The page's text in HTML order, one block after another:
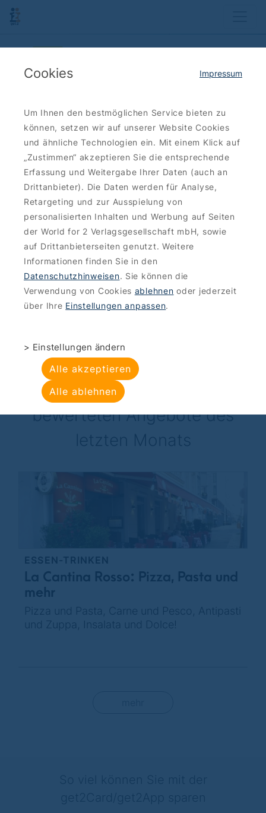
Unsere Kategorien
Top Angebote
die von Ihnen am besten
bewerteten Angebote des
ESSEN-TRINKEN
La Cantina Rosso: Pizza, Pasta und
mehr
Pizza und Pasta, Carne und Pesco, Antipasti
und Zuppa, Insalata und Dolce!
Cookies Impressum
Um Ihnen den bestmöglichen Service bieten zu
können, setzen wir auf unserer Website Cookies
und ähnliche Technologien ein. Mit einem Klick auf
„Zustimmen“ akzeptieren Sie die entsprechende
Erfassung und Weitergabe Ihrer Daten (auch an
Drittanbieter). Die Daten werden für Analyse,
Retargeting und zur Ausspielung von
personalisierten Inhalten und Werbung auf Seiten
der World for 2 Verlagsgesellschaft mbH, sowie
auf Drittanbieterseiten genutzt. Weitere
Informationen finden Sie in den
Datenschutzhinweisen. Sie können die
Verwendung von Cookies ablehnen oder jederzeit
über Ihre Einstellungen anpassen.
> Einstellungen ändern
Alle akzeptieren
Alle ablehnen